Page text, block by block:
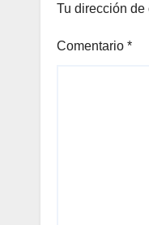
Tu dirección de
Comentario *